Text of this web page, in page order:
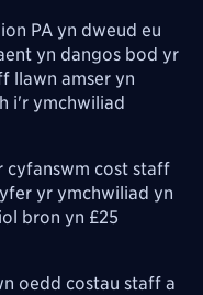
PA yn dweud eu
yn dangos bod yr
llawn amser yn
i'r ymchwiliad
cyfanswm cost staff
yr ymchwiliad yn
bron yn £25
oedd costau staff a